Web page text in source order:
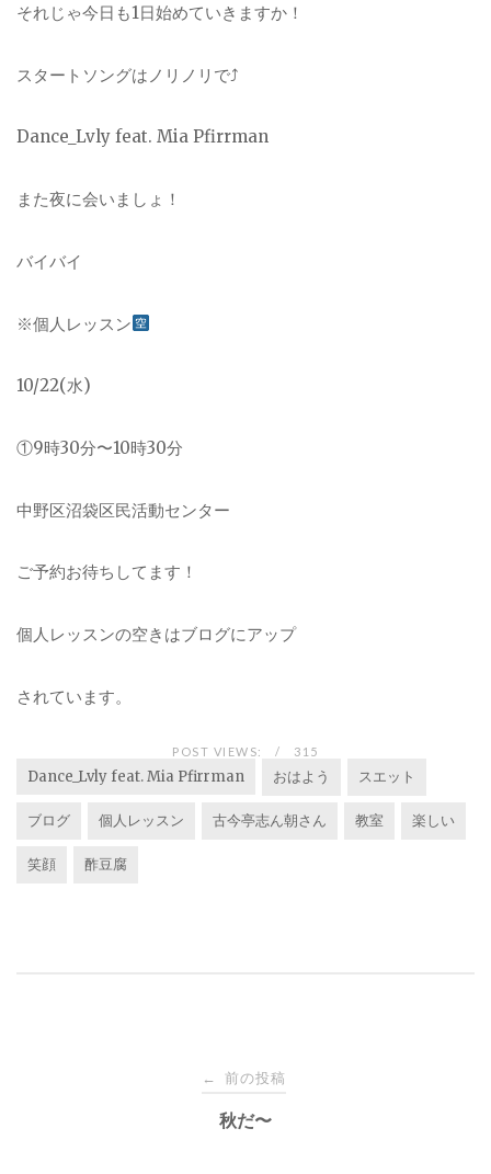
それじゃ今日も1日始めていきますか！
スタートソングはノリノリで⤴︎
Dance_Lvly feat. Mia Pfirrman
また夜に会いましょ！
バイバイ
※個人レッスン
10/22(水)
①9時30分〜10時30分
中野区沼袋区民活動センター
ご予約お待ちしてます！
個人レッスンの空きはブログにアップ
されています。
POST VIEWS: 315
Dance_Lvly feat. Mia Pfirrman おはよう スエット
ブログ 個人レッスン 古今亭志ん朝さん 教室 楽しい
笑顔 酢豆腐
← 前の投稿
秋だ〜